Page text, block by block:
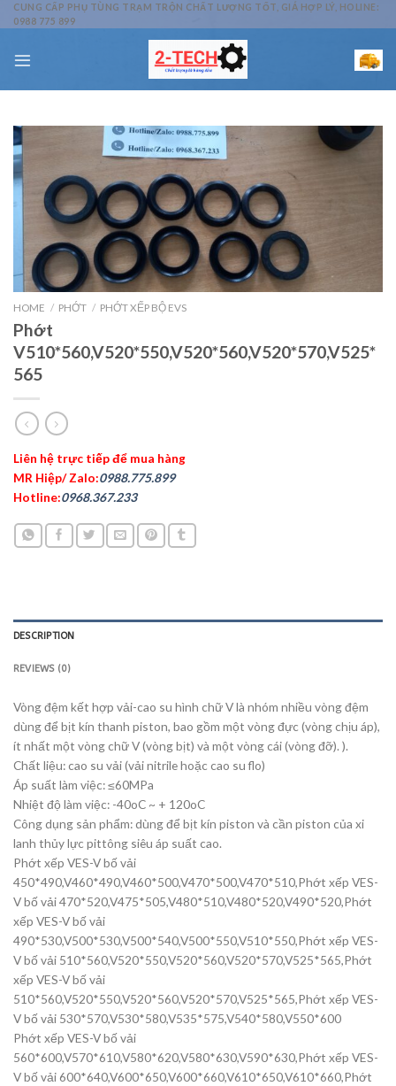
Skip
to
CUNG CẤP PHỤ TÙNG TRẠM TRỘN CHẤT LƯỢNG TỐT, GIÁ HỢP LÝ, HOLINE:
0988 775 899
HOME / PHỚT / PHỚT XẾP BỘ EVS
Phớt
V510*560,V520*550,V520*560,V520*570,V525*
565
Liên hệ trực tiếp để mua hàng
MR Hiệp/ Zalo:0988.775.899
Hotline:0968.367.233
DESCRIPTION
REVIEWS (0)
Vòng đệm kết hợp vải-cao su hình chữ V là nhóm nhiều vòng đệm
dùng để bịt kín thanh piston, bao gồm một vòng đực (vòng chịu áp),
ít nhất một vòng chữ V (vòng bịt) và một vòng cái (vòng đỡ). ).
Chất liệu: cao su vải (vải nitrile hoặc cao su flo)
Áp suất làm việc: ≤60MPa
Nhiệt độ làm việc: -40oC ~ + 120oC
Công dụng sản phẩm: dùng để bịt kín piston và cần piston của xi
lanh thủy lực pittông siêu áp suất cao.
Phớt xếp VES-V bố vải
450*490,V460*490,V460*500,V470*500,V470*510,Phớt xếp VES-
V bố vải 470*520,V475*505,V480*510,V480*520,V490*520,Phớt
xếp VES-V bố vải
490*530,V500*530,V500*540,V500*550,V510*550,Phớt xếp VES-
V bố vải 510*560,V520*550,V520*560,V520*570,V525*565,Phớt
xếp VES-V bố vải
510*560,V520*550,V520*560,V520*570,V525*565,Phớt xếp VES-
V bố vải 530*570,V530*580,V535*575,V540*580,V550*600
Phớt xếp VES-V bố vải
560*600,V570*610,V580*620,V580*630,V590*630,Phớt xếp VES-
V bố vải 600*640,V600*650,V600*660,V610*650,V610*660,Phớt